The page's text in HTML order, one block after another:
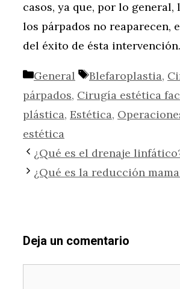
casos, ya que, por lo general,
los párpados no reaparecen,
del éxito de ésta intervención.
Categorías
General Etiquetas
Blefaroplastia,
párpados, Cirugía estética
plástica, Estética,
estética
¿Qué es el drenaje
¿Qué es la reducción
Deja un comentario